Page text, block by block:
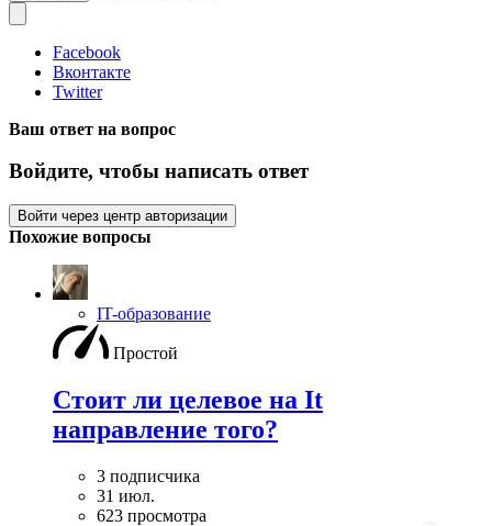
Facebook
Вконтакте
Twitter
Ваш ответ на вопрос
Войдите, чтобы написать ответ
Войти через центр авторизации
Похожие вопросы
IT-образование
Простой
Стоит ли целевое на It
направление того?
3 подписчика
31 июл.
623 просмотра